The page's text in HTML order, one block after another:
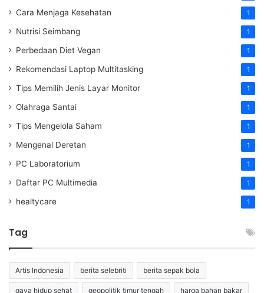
Cara Menjaga Kesehatan 1
Nutrisi Seimbang 1
Perbedaan Diet Vegan 1
Rekomendasi Laptop Multitasking 1
Tips Memilih Jenis Layar Monitor 1
Olahraga Santai 1
Tips Mengelola Saham 1
Mengenal Deretan 1
PC Laboratorium 1
Daftar PC Multimedia 1
healtycare 1
Tag
Artis Indonesia berita selebriti berita sepak bola
gaya hidup sehat geopolitik timur tengah harga bahan bakar